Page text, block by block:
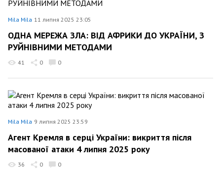
Mila Mila 11 липня 2025 23:05
ОДНА МЕРЕЖА ЗЛА: ВІД АФРИКИ ДО УКРАЇНИ, З
РУЙНІВНИМИ МЕТОДАМИ
41 0 0
Mila Mila 9 липня 2025 23:59
Агент Кремля в серці України: викриття після
масованої атаки 4 липня 2025 року
36 0 0